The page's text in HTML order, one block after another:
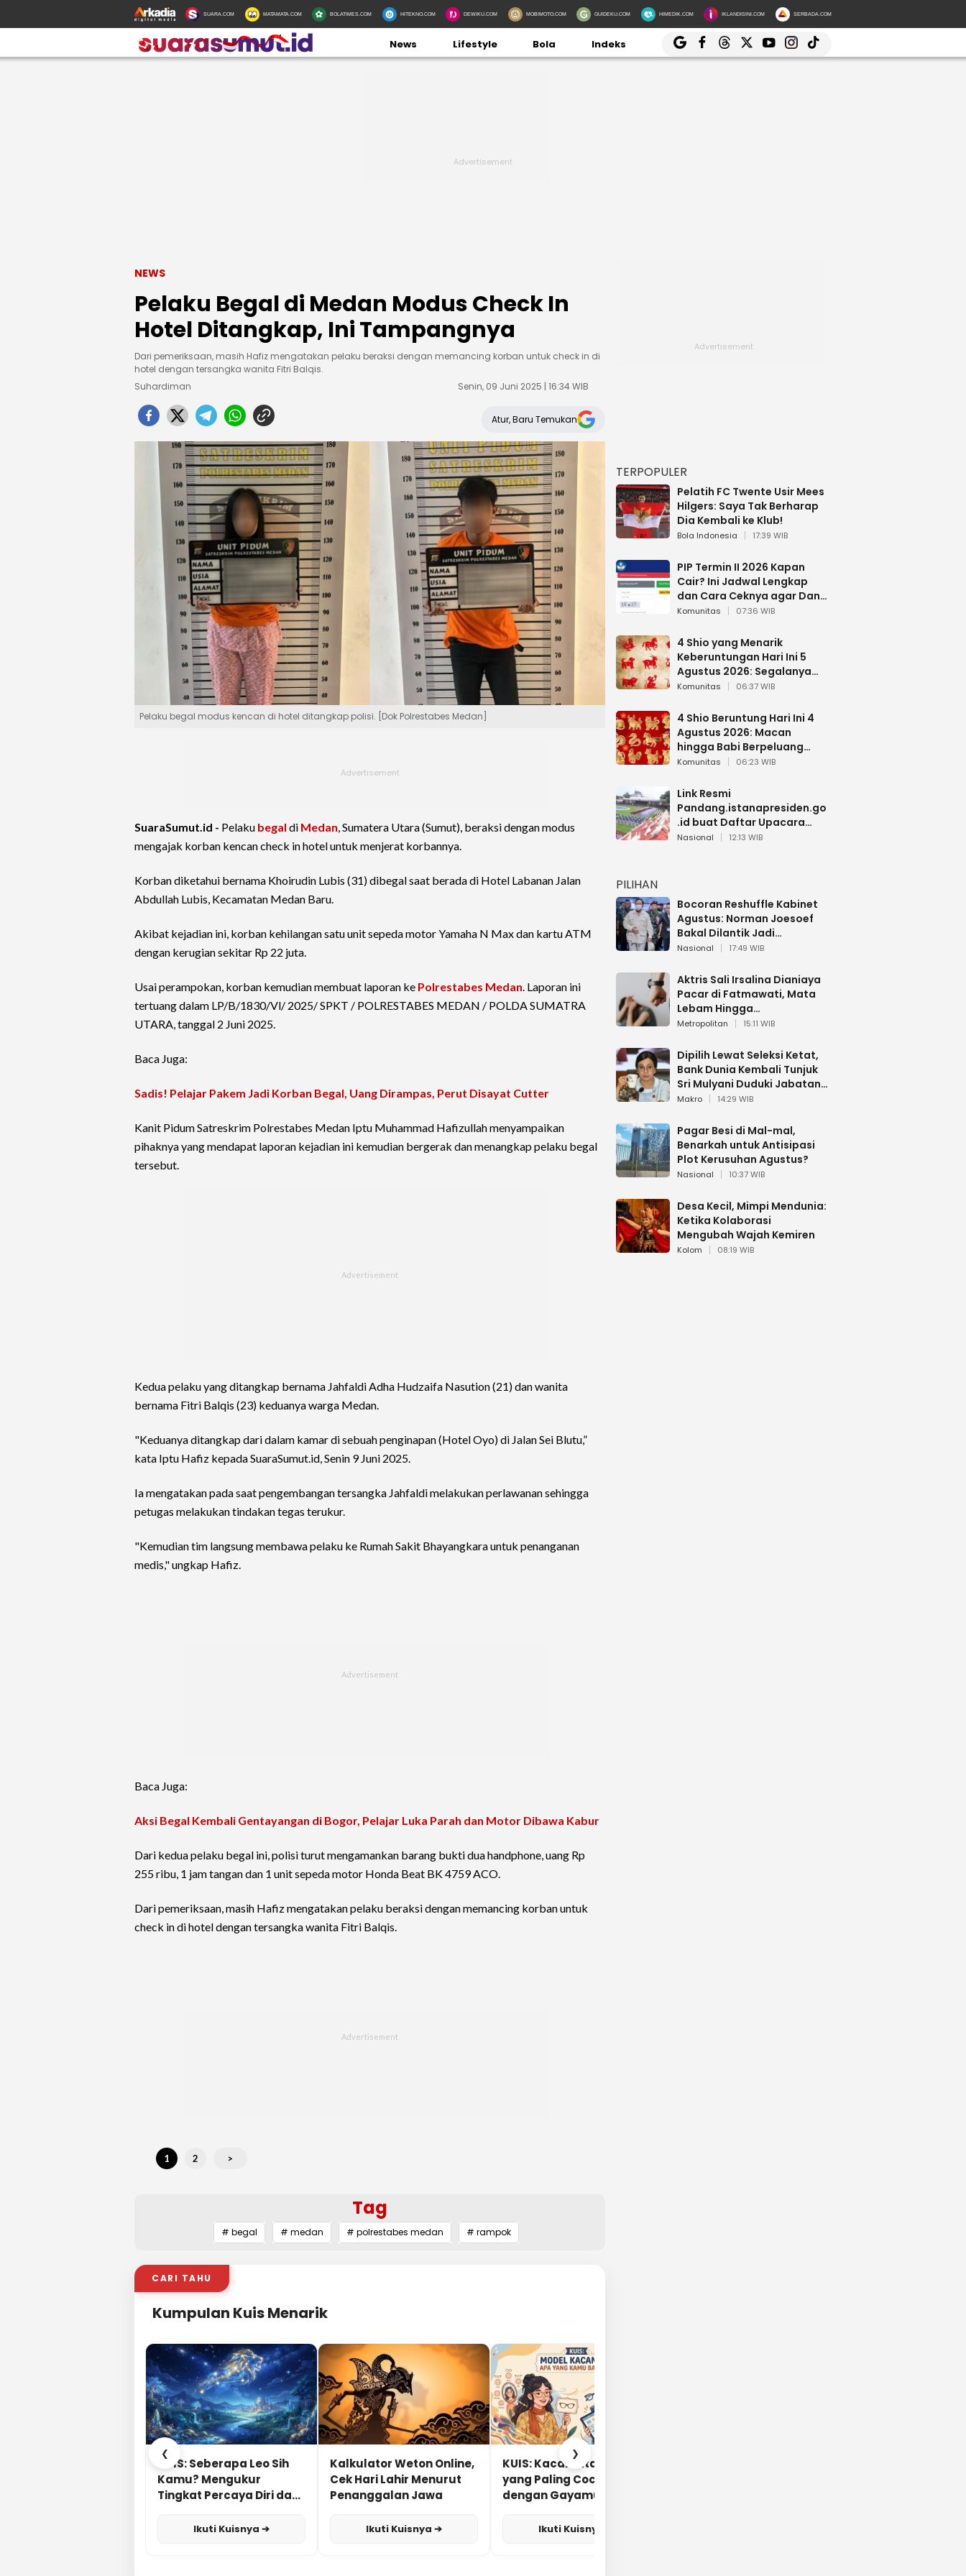
SUARA.COM MATAMATA.COM BOLATIMES.COM HITEKNO.COM DEWIKU.COM MOBIMOTO.COM GUIDEKU.COM HIMEDIK.COM IKLANDISINI.COM SERBADA.COM
News Lifestyle Bola Indeks
NEWS
Pelaku Begal di Medan Modus Check In
Hotel Ditangkap, Ini Tampangnya
Dari pemeriksaan, masih Hafiz mengatakan pelaku beraksi dengan memancing korban untuk check in di
hotel dengan tersangka wanita Fitri Balqis.
Suhardiman
Senin, 09 Juni 2025 | 16:34 WIB
Atur, Baru Temukan
Pelaku begal modus kencan di hotel ditangkap polisi. [Dok Polrestabes Medan]
SuaraSumut.id - Pelaku begal di Medan, Sumatera Utara (Sumut), beraksi dengan modus
mengajak korban kencan check in hotel untuk menjerat korbannya.
Korban diketahui bernama Khoirudin Lubis (31) dibegal saat berada di Hotel Labanan Jalan
Abdullah Lubis, Kecamatan Medan Baru.
Akibat kejadian ini, korban kehilangan satu unit sepeda motor Yamaha N Max dan kartu ATM
dengan kerugian sekitar Rp 22 juta.
Usai perampokan, korban kemudian membuat laporan ke Polrestabes Medan. Laporan ini
tertuang dalam LP/B/1830/Vl/ 2025/ SPKT / POLRESTABES MEDAN / POLDA SUMATRA
UTARA, tanggal 2 Juni 2025.
Baca Juga:
Sadis! Pelajar Pakem Jadi Korban Begal, Uang Dirampas, Perut Disayat Cutter
Kanit Pidum Satreskrim Polrestabes Medan Iptu Muhammad Hafizullah menyampaikan
pihaknya yang mendapat laporan kejadian ini kemudian bergerak dan menangkap pelaku begal
tersebut.
Kedua pelaku yang ditangkap bernama Jahfaldi Adha Hudzaifa Nasution (21) dan wanita
bernama Fitri Balqis (23) keduanya warga Medan.
"Keduanya ditangkap dari dalam kamar di sebuah penginapan (Hotel Oyo) di Jalan Sei Blutu,”
kata Iptu Hafiz kepada SuaraSumut.id, Senin 9 Juni 2025.
Ia mengatakan pada saat pengembangan tersangka Jahfaldi melakukan perlawanan sehingga
petugas melakukan tindakan tegas terukur.
"Kemudian tim langsung membawa pelaku ke Rumah Sakit Bhayangkara untuk penanganan
medis," ungkap Hafiz.
Baca Juga:
Aksi Begal Kembali Gentayangan di Bogor, Pelajar Luka Parah dan Motor Dibawa Kabur
Dari kedua pelaku begal ini, polisi turut mengamankan barang bukti dua handphone, uang Rp
255 ribu, 1 jam tangan dan 1 unit sepeda motor Honda Beat BK 4759 ACO.
Dari pemeriksaan, masih Hafiz mengatakan pelaku beraksi dengan memancing korban untuk
check in di hotel dengan tersangka wanita Fitri Balqis.
1 2 >
Tag
# begal # medan # polrestabes medan # rampok
CARI TAHU
Kumpulan Kuis Menarik
❮
KUIS: Seberapa Leo Sih
Kamu? Mengukur
Tingkat Percaya Diri dan
Ikuti Kuisnya ➔
Kalkulator Weton Online,
Cek Hari Lahir Menurut
Penanggalan Jawa
Ikuti Kuisnya ➔
KUIS: Kacamata Apa
yang Paling Cocok
dengan Gayamu?
Ikuti Kuisnya ➔
❯
TERPOPULER
Pelatih FC Twente Usir Mees
Hilgers: Saya Tak Berharap
Dia Kembali ke Klub!
Bola Indonesia 17:39 WIB
PIP Termin II 2026 Kapan
Cair? Ini Jadwal Lengkap
dan Cara Ceknya agar Dana
Tidak Hangus!
Komunitas 07:36 WIB
4 Shio yang Menarik
Keberuntungan Hari Ini 5
Agustus 2026: Segalanya
Berjalan Lancar
Komunitas 06:37 WIB
4 Shio Beruntung Hari Ini 4
Agustus 2026: Macan
hingga Babi Berpeluang
Dapat Kabar Baik
Komunitas 06:23 WIB
Link Resmi
Pandang.istanapresiden.go
.id buat Daftar Upacara
Bendera HUT RI di Istana
Nasional 12:13 WIB
PILIHAN
Bocoran Reshuffle Kabinet
Agustus: Norman Joesoef
Bakal Dilantik Jadi
Wamenhan RI
Nasional 17:49 WIB
Aktris Sali Irsalina Dianiaya
Pacar di Fatmawati, Mata
Lebam Hingga
Diselamatkan Polantas
Metropolitan 15:11 WIB
Dipilih Lewat Seleksi Ketat,
Bank Dunia Kembali Tunjuk
Sri Mulyani Duduki Jabatan
Strategis
Makro 14:29 WIB
Pagar Besi di Mal-mal,
Benarkah untuk Antisipasi
Plot Kerusuhan Agustus?
Nasional 10:37 WIB
Desa Kecil, Mimpi Mendunia:
Ketika Kolaborasi
Mengubah Wajah Kemiren
Kolom 08:19 WIB